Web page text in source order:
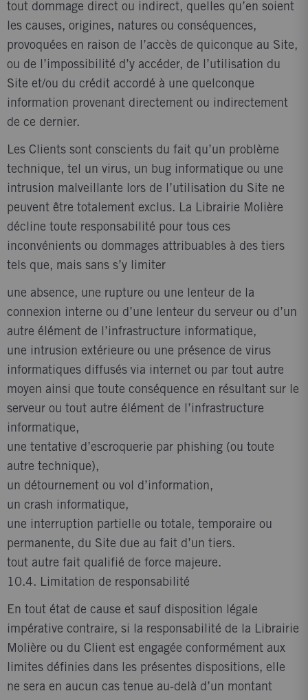
tout dommage direct ou indirect, quelles qu’en soient
les causes, origines, natures ou conséquences,
provoquées en raison de l’accès de quiconque au Site,
ou de l’impossibilité d’y accéder, de l’utilisation du
Site et/ou du crédit accordé à une quelconque
information provenant directement ou indirectement
de ce dernier.
Les Clients sont conscients du fait qu’un problème
technique, tel un virus, un bug informatique ou une
intrusion malveillante lors de l’utilisation du Site ne
peuvent être totalement exclus. La Librairie Molière
décline toute responsabilité pour tous ces
inconvénients ou dommages attribuables à des tiers
tels que, mais sans s’y limiter
une absence, une rupture ou une lenteur de la
connexion interne ou d’une lenteur du serveur ou d’un
autre élément de l’infrastructure informatique,
une intrusion extérieure ou une présence de virus
informatiques diffusés via internet ou par tout autre
moyen ainsi que toute conséquence en résultant sur le
serveur ou tout autre élément de l’infrastructure
informatique,
une tentative d’escroquerie par phishing (ou toute
autre technique),
un détournement ou vol d’information,
un crash informatique,
une interruption partielle ou totale, temporaire ou
permanente, du Site due au fait d’un tiers.
tout autre fait qualifié de force majeure.
10.4. Limitation de responsabilité
En tout état de cause et sauf disposition légale
impérative contraire, si la responsabilité de la Librairie
Molière ou du Client est engagée conformément aux
limites définies dans les présentes dispositions, elle
ne sera en aucun cas tenue au-delà d’un montant